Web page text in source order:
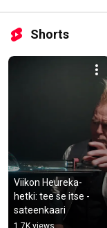
Shorts
Viikon Heureka-
hetki: tee se itse -
sateenkaari
1.7K views